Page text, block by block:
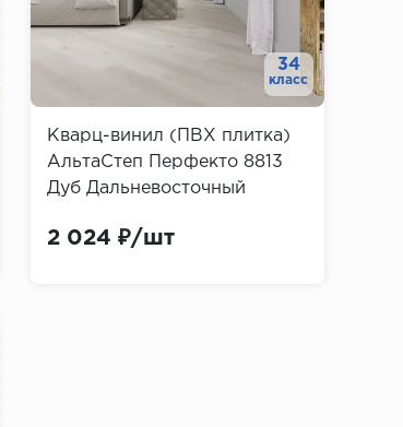
34
класс
Кварц-винил (ПВХ плитка)
АльтаСтеп Перфекто 8813
Дуб Дальневосточный
2 024 ₽/шт